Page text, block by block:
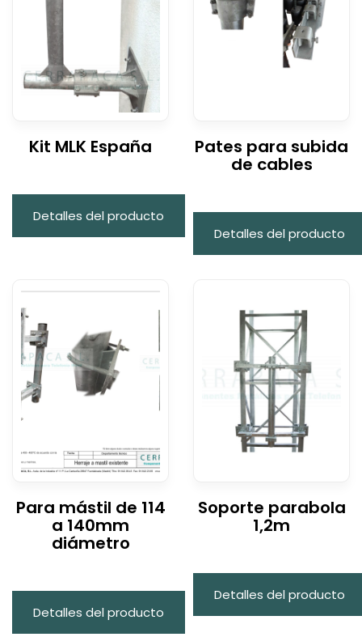
Kit MLK España
Detalles del producto
Pates para subida
de cables
Detalles del producto
Para mástil de 114
a 140mm
diámetro
Detalles del producto
Soporte parabola
1,2m
Detalles del producto